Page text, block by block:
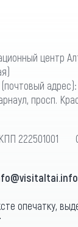
центр
просп.
222501001
опечатку,